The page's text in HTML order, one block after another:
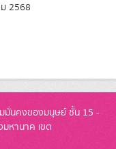
2568
มั่นคงของมนุษย์ ชั้น 15 -
หานาค เขต